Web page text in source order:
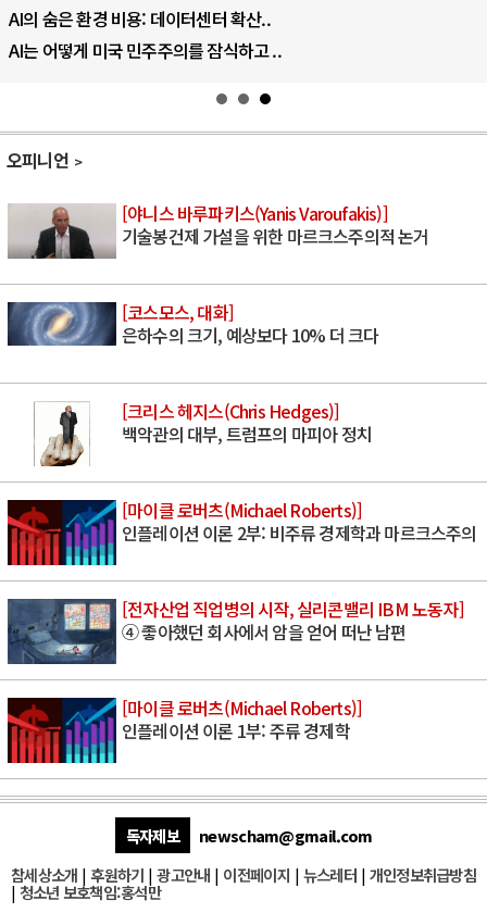
AI의 숨은 환경 비용: 데이터센터 확산..
AI는 어떻게 미국 민주주의를 잠식하고 ..
오피니언
[야니스 바루파키스(Yanis Varoufakis)]
기술봉건제 가설을 위한 마르크스주의적 논거
[코스모스, 대화]
은하수의 크기, 예상보다 10% 더 크다
[크리스 헤지스(Chris Hedges)]
백악관의 대부, 트럼프의 마피아 정치
[마이클 로버츠(Michael Roberts)]
인플레이션 이론 2부: 비주류 경제학과 마르크스주의
[전자산업 직업병의 시작, 실리콘밸리 IBM 노동자]
④ 좋아했던 회사에서 암을 얻어 떠난 남편
[마이클 로버츠(Michael Roberts)]
인플레이션 이론 1부: 주류 경제학
독자제보
newscham@gmail.com
참세상소개 | 후원하기 |광고안내 | 이전페이지 | 뉴스레터| 개인정보취급방침
| 청소년 보호책임:홍석만